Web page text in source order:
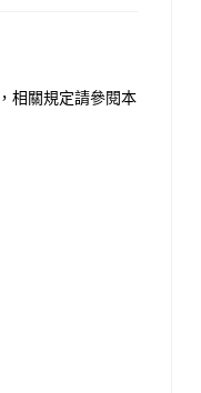
相關規定請參閱本